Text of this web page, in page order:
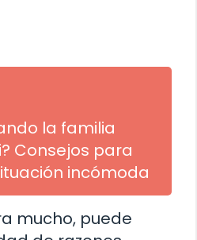
la familia
Consejos para
incómoda
mucho, puede